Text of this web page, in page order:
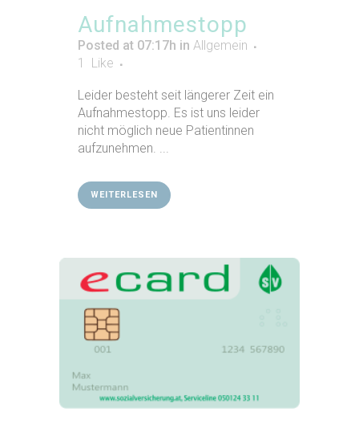
Aufnahmestopp
Posted at 07:17h in Allgemein
1
Like
Leider besteht seit längerer Zeit ein
Aufnahmestopp. Es ist uns leider
nicht möglich neue Patientinnen
aufzunehmen. ...
WEITERLESEN